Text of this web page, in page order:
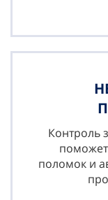
Контроль
поломок и